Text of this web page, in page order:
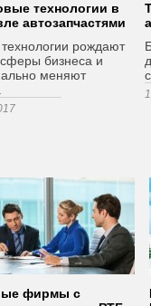
технологии в
автозапчастями
рождают
бизнеса и
меняют
фирмы с